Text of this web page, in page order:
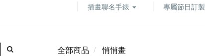
插畫聯名手錶
專屬節日訂製
全部商品 悄悄畫